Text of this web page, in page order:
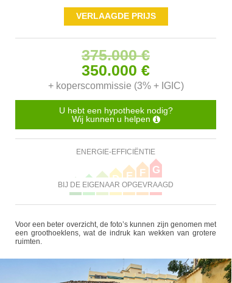
VERLAAGDE PRIJS
375.000 €
350.000 €
+ koperscommissie (3% + IGIC)
U hebt een hypotheek nodig?
Wij kunnen u helpen
ENERGIE-EFFICIËNTIE
A B C D E F G
BIJ DE EIGENAAR OPGEVRAAGD
Voor een beter overzicht, de foto’s kunnen zijn genomen met
een groothoeklens, wat de indruk kan wekken van grotere
ruimten.